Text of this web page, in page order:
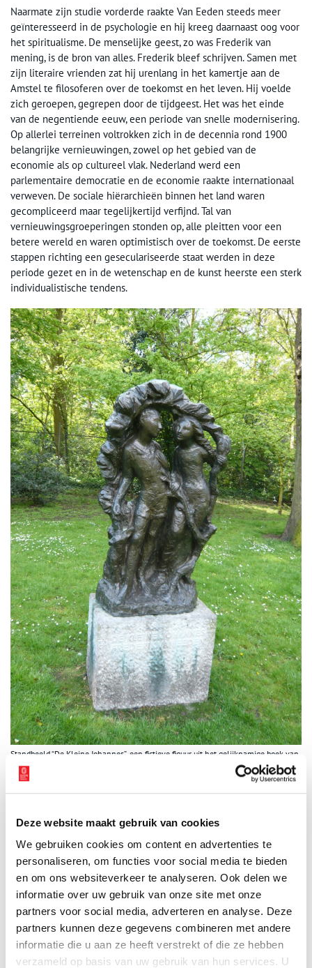
Deze website maakt gebruik van cookies
We gebruiken cookies om content en advertenties te
personaliseren, om functies voor social media te bieden
en om ons websiteverkeer te analyseren. Ook delen we
informatie over uw gebruik van onze site met onze
partners voor social media, adverteren en analyse. Deze
partners kunnen deze gegevens combineren met andere
informatie die u aan ze heeft verstrekt of die ze hebben
verzameld op basis van uw gebruik van hun services. U
Naarmate zijn studie vorderde raakte Van Eeden steeds meer
geïnteresseerd in de psychologie en hij kreeg daarnaast oog voor
het spiritualisme. De menselijke geest, zo was Frederik van
mening, is de bron van alles. Frederik bleef schrijven. Samen met
zijn literaire vrienden zat hij urenlang in het kamertje aan de
Amstel te filosoferen over de toekomst en het leven. Hij voelde
zich geroepen, gegrepen door de tijdgeest. Het was het einde
van de negentiende eeuw, een periode van snelle modernisering.
Op allerlei terreinen voltrokken zich in de decennia rond 1900
belangrijke vernieuwingen, zowel op het gebied van de
economie als op cultureel vlak. Nederland werd een
parlementaire democratie en de economie raakte internationaal
verweven. De sociale hiërarchieën binnen het land waren
gecompliceerd maar tegelijkertijd verfijnd. Tal van
vernieuwingsgroeperingen stonden op, alle pleitten voor een
betere wereld en waren optimistisch over de toekomst. De eerste
stappen richting een geseculariseerde staat werden in deze
periode gezet en in de wetenschap en de kunst heerste een sterk
individualistische tendens.
Standbeeld “De Kleine Johannes”, een fictieve figuur uit het gelijknamige boek van
Frederik van Eeden (1860-1932). Het beeld is uit 1963 en van de hand van van
Mari Andriessen (1897-1979). Het beeld staat in het Frederikspark in Haarlem.
Frederik was inmiddels een oude man, afgetakeld en tot weinig
in staat. Zijn trots was uitgeblust, zijn enthousiasme doodgebloed.
Het was 3 april 1930, lente en zijn zeventigste verjaardag.
Frederik had niet gerekend op veel gasten. Het verbaasde hem
dat Lodewijk van Deyssel hem verblijdde met een bezoek. Een
verzoenende hand had hij naar Frederik uitgestoken. Samen
zaten zij in de tuin, de schrijver Henri Borel zat naast hen. Drie
oude mannen, met grijze haren, zachte blikken en Frederik met